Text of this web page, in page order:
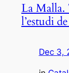
La Malla.
l’estudi
Dec 3,